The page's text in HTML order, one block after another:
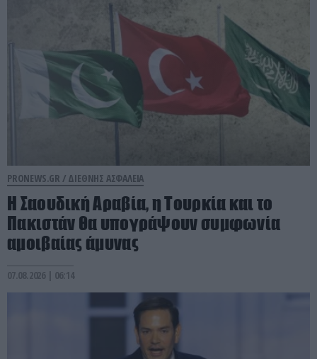
PRONEWS.GR / ΔΙΕΘΝΗΣ ΑΣΦΑΛΕΙΑ
Η Σαουδική Αραβία, η Τουρκία και το
Πακιστάν θα υπογράψουν συμφωνία
αμοιβαίας άμυνας
07.08.2026 | 06:14